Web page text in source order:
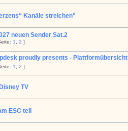
Kanäle streichen"
neuen Sender Sat.2
1 2 ]
proudly presents - Plattformübersicht
1 2 ]
TV
ESC teil